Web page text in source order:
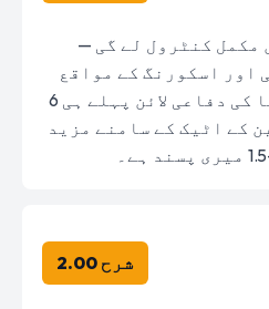
مکمل کنٹرول لے گی —
اور اسکورنگ کے مواقع
وہ بنائیں گے۔ آسٹریا کی دفاعی لائن پہلے ہی 6
کے اٹیک کے سامنے مزید
شرح 2.00